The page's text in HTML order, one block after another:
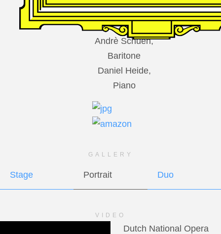
Andrè Schuen,
Baritone
Daniel Heide,
Piano
GALLERY
Stage Portrait Duo
VIDEO
Dutch National Opera